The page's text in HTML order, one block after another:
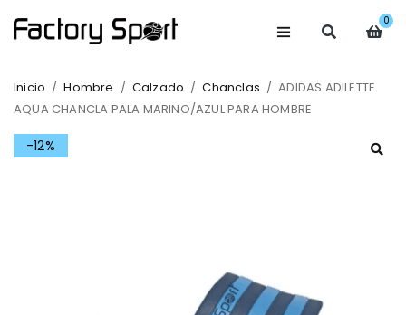
0
Inicio / Hombre / Calzado / Chanclas / ADIDAS ADILETTE
AQUA CHANCLA PALA MARINO/AZUL PARA HOMBRE
-12%